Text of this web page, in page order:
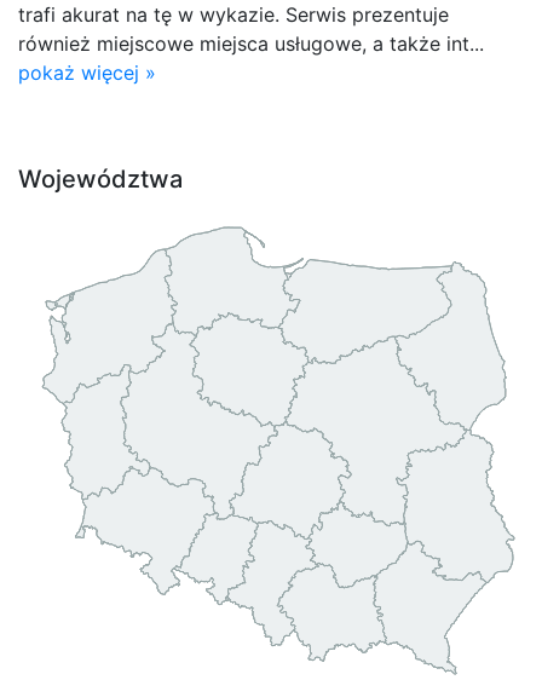
trafi akurat na tę w wykazie. Serwis prezentuje
również miejscowe miejsca usługowe, a także int...
pokaż więcej »
Województwa